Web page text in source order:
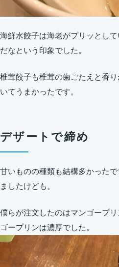
海鮮水餃子は海老がプリッとし
だなという印象でした。
椎茸餃子も椎茸の歯ごたえと香
いてうまかったです。
デザートで締め
甘いものの種類も結構多かった
ましたけども。
僕らが注文したのはマンゴープ
ゴープリンは濃厚でした。